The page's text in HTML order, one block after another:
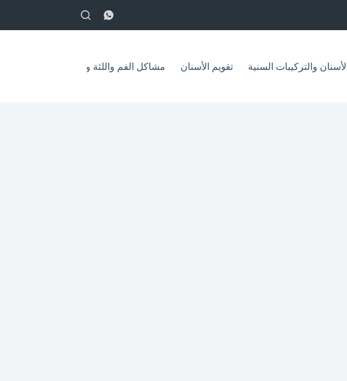
والتركيبات السنية تقويم الأسنان مشاكل الفم واللثة وعلاجها